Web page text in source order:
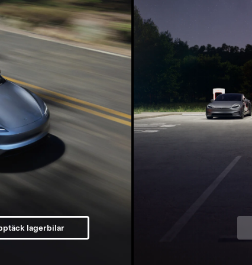
lagerbilar